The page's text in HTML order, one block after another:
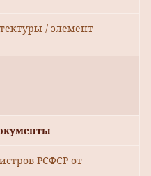
/ элемент
РСФСР от